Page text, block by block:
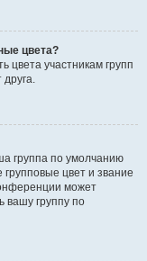
цвета?
цвета участникам групп
группа по умолчанию
групповые цвет и звание
может
вашу группу по